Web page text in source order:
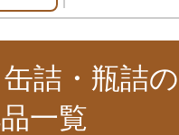
缶詰・瓶詰
一覧